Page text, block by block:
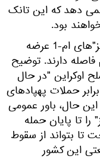
دهد که این تانک
بود.
فارن افرز همچنین گزارش داد که "آبرامز"های ام-1 عرضه
دارند. توضیح
اوکراین "در حال
حملات پهپادهای
حال، باور عمومی
تا پایان حمله
تا بتواند از سقوط
این کشور